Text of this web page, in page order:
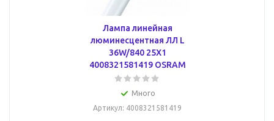
Лампа линейная
люминесцентная ЛЛ L
36W/840 25X1
4008321581419 OSRAM
Много
Артикул: 4008321581419